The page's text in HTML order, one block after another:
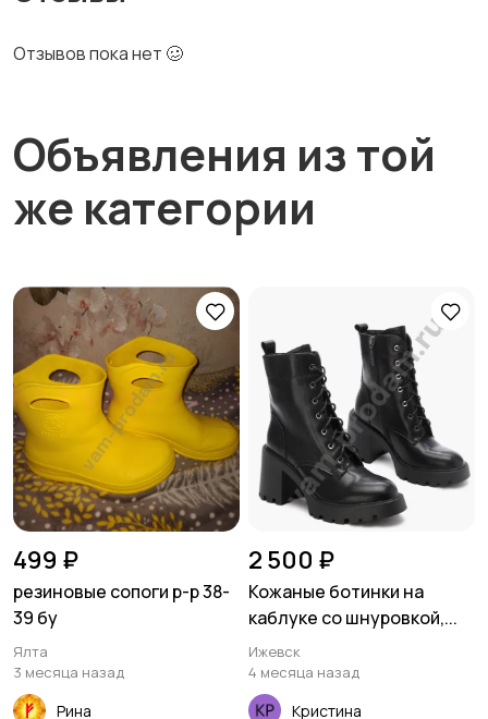
Отзывов пока нет 🥴
Объявления из той
же категории
499 ₽
резиновые сопоги р-р 38-
39 бу
Ялта
3 месяца назад
Рина
2 500 ₽
Кожаные ботинки на
каблуке со шнуровкой,...
Ижевск
4 месяца назад
Кристина